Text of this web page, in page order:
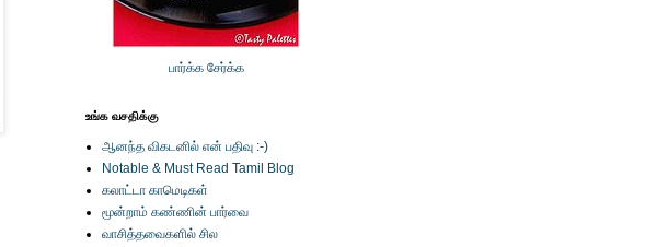
பார்க்க சேர்க்க
உங்க வசதிக்கு
ஆனந்த விகடனில் என் பதிவு :-)
Notable & Must Read Tamil Blog
கலாட்டா காமெடிகள்
மூன்றாம் கண்ணின் பார்வை
வாசித்தவைகளில் சில